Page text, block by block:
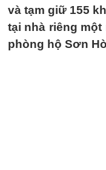
và tạm giữ 155
tại nhà riêng
phòng hộ Sơn